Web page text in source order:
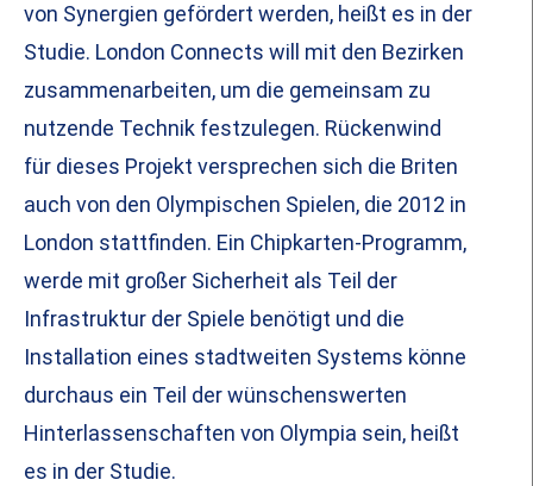
von Synergien gefördert werden, heißt es in der
Studie. London Connects will mit den Bezirken
zusammenarbeiten, um die gemeinsam zu
nutzende Technik festzulegen. Rückenwind
für dieses Projekt versprechen sich die Briten
auch von den Olympischen Spielen, die 2012 in
London stattfinden. Ein Chipkarten-Programm,
werde mit großer Sicherheit als Teil der
Infrastruktur der Spiele benötigt und die
Installation eines stadtweiten Systems könne
durchaus ein Teil der wünschenswerten
Hinterlassenschaften von Olympia sein, heißt
es in der Studie.